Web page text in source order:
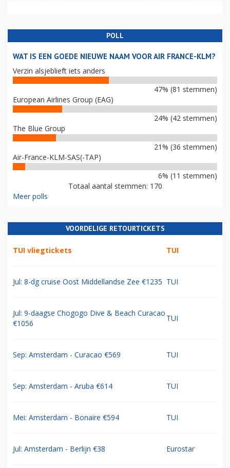
POLL
WAT IS EEN GOEDE NIEUWE NAAM VOOR AIR FRANCE-KLM?
Verzin alsjeblieft iets anders
47% (81 stemmen)
European Airlines Group (EAG)
24% (42 stemmen)
The Blue Group
21% (36 stemmen)
Air-France-KLM-SAS(-TAP)
6% (11 stemmen)
Totaal aantal stemmen: 170
Meer polls
VOORDELIGE RETOURTICKETS
TUI vliegtickets TUI
Jul: 8-dg cruise Oost Middellandse Zee €1235 TUI
Jul: 9-daagse Chogogo Dive & Beach Curacao
€1056
TUI
Sep: Amsterdam - Curacao €569 TUI
Sep: Amsterdam - Aruba €614 TUI
Mei: Amsterdam - Bonaire €594 TUI
Jul: Amsterdam - Berlijn €38 Eurostar